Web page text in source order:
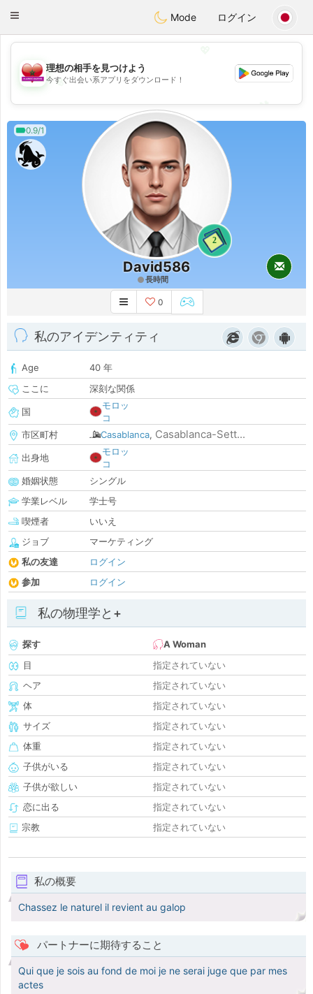
Maroc Dating
Toggle
Mode ログイン
💖
💕
💕
理想の相手を見つけよう
今すぐ出会い系アプリをダウンロード！
0.9/1
2
David586
長時間
0
私のアイデンティティ
Age
40 年
ここに
深刻な関係
国
モロッ
コ
市区町村
Casablanca, Casablanca-Sett...
出身地
モロッ
コ
婚姻状態
シングル
学業レベル
学士号
喫煙者
いいえ
ジョブ
マーケティング
私の友達
ログイン
参加
ログイン
私の物理学と+
探す
A Woman
目
指定されていない
ヘア
指定されていない
体
指定されていない
サイズ
指定されていない
体重
指定されていない
子供がいる
指定されていない
子供が欲しい
指定されていない
恋に出る
指定されていない
宗教
指定されていない
私の概要
Chassez le naturel il revient au galop
パートナーに期待すること
Qui que je sois au fond de moi je ne serai juge que par mes
actes